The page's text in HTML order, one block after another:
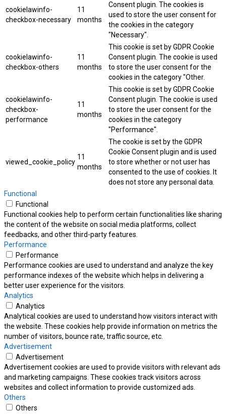
cookielawinfo-
checkbox-necessary
11
months
Consent plugin. The cookies is
used to store the user consent for
the cookies in the category
"Necessary".
cookielawinfo-
checkbox-others
11
months
This cookie is set by GDPR Cookie
Consent plugin. The cookie is used
to store the user consent for the
cookies in the category "Other.
cookielawinfo-
checkbox-
performance
11
months
This cookie is set by GDPR Cookie
Consent plugin. The cookie is used
to store the user consent for the
cookies in the category
"Performance".
viewed_cookie_policy
11
months
The cookie is set by the GDPR
Cookie Consent plugin and is used
to store whether or not user has
consented to the use of cookies. It
does not store any personal data.
Functional
Functional
Functional cookies help to perform certain functionalities like sharing
the content of the website on social media platforms, collect
feedbacks, and other third-party features.
Performance
Performance
Performance cookies are used to understand and analyze the key
performance indexes of the website which helps in delivering a
better user experience for the visitors.
Analytics
Analytics
Analytical cookies are used to understand how visitors interact with
the website. These cookies help provide information on metrics the
number of visitors, bounce rate, traffic source, etc.
Advertisement
Advertisement
Advertisement cookies are used to provide visitors with relevant ads
and marketing campaigns. These cookies track visitors across
websites and collect information to provide customized ads.
Others
Others